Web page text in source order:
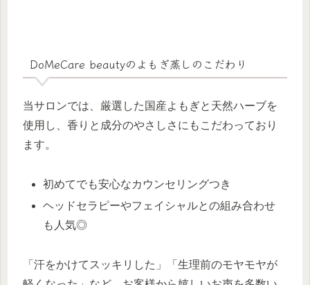
DoMeCare beautyのよもぎ蒸しのこだわり
当サロンでは、厳選した国産よもぎと天然ハーブを
使用し、香りと成分のやさしさにもこだわっており
ます。
初めてでも安心なカウンセリングつき
ヘッドセラピーやフェイシャルとの組み合わせ
も人気◎
「汗をかけてスッキリした」「生理前のモヤモヤが